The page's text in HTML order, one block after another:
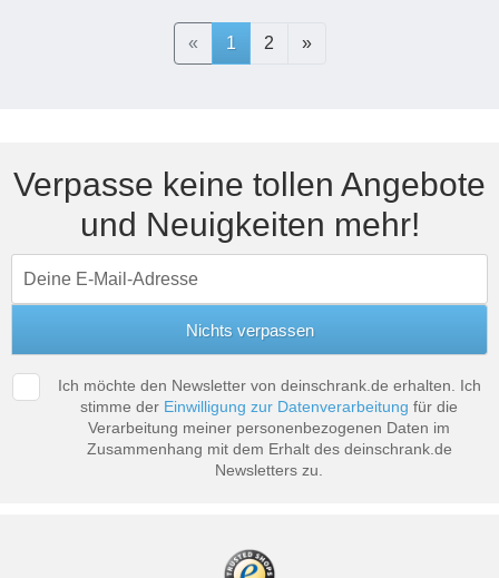
«Previous
1 2 »Next
Verpasse keine tollen Angebote
und Neuigkeiten mehr!
Ich möchte den Newsletter von deinschrank.de erhalten. Ich
stimme der Einwilligung zur Datenverarbeitung für die
Verarbeitung meiner personenbezogenen Daten im
Zusammenhang mit dem Erhalt des deinschrank.de
Newsletters zu.